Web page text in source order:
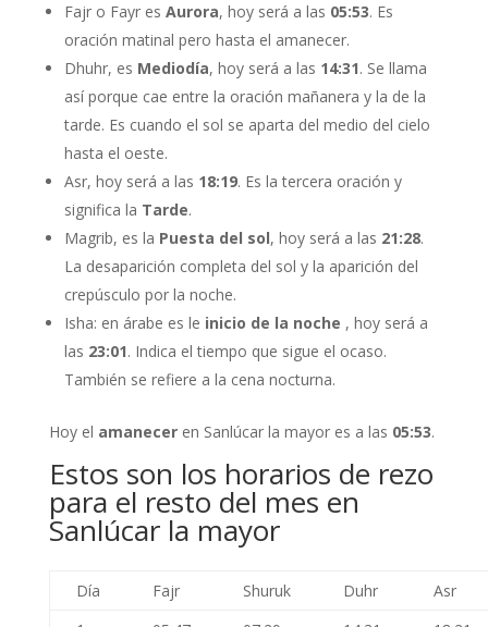
Fajr o Fayr es Aurora, hoy será a las 05:53. Es
oración matinal pero hasta el amanecer.
Dhuhr, es Mediodía, hoy será a las 14:31. Se llama
así porque cae entre la oración mañanera y la de la
tarde. Es cuando el sol se aparta del medio del cielo
hasta el oeste.
Asr, hoy será a las 18:19. Es la tercera oración y
significa la Tarde.
Magrib, es la Puesta del sol, hoy será a las 21:28.
La desaparición completa del sol y la aparición del
crepúsculo por la noche.
Isha: en árabe es le inicio de la noche , hoy será a
las 23:01. Indica el tiempo que sigue el ocaso.
También se refiere a la cena nocturna.
Hoy el amaneceren Sanlúcar la mayor es a las 05:53.
Estos son los horarios de rezo
para el resto del mes en
Sanlúcar la mayor
Día Fajr Shuruk Duhr
Asr